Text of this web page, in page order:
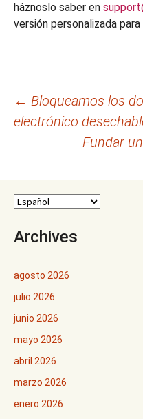
háznoslo saber en
versión personalizada para
Navegación
de
← Bloqueamos los
electrónico
Fundar
Archives
agosto 2026
julio 2026
junio 2026
mayo 2026
abril 2026
marzo 2026
enero 2026